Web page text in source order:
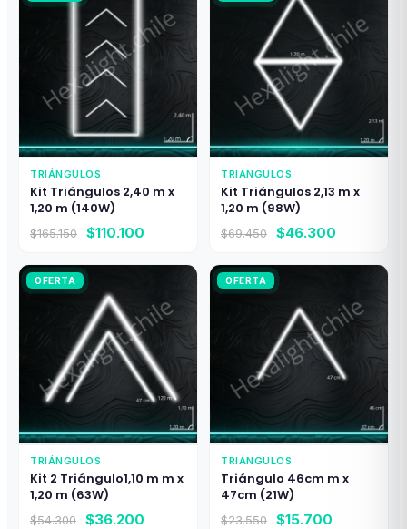
TRIÁNGULOS
Kit Triángulos 2,40 m x
1,20 m (140W)
$165.150
El
original
$165.150.
$110.100
actual
$110.100.
TRIÁNGULOS
Kit Triángulos 2,13 m x
1,20 m (98W)
$69.450
El
original
$46.300
actual
$46.300.
OFERTA
TRIÁNGULOS
Kit 2 Triángulo1,10 m m x
1,20 m (63W)
$54.300
El
$36.200
OFERTA
TRIÁNGULOS
Triángulo 46cm m x
47cm (21W)
$23.550
El
$15.700